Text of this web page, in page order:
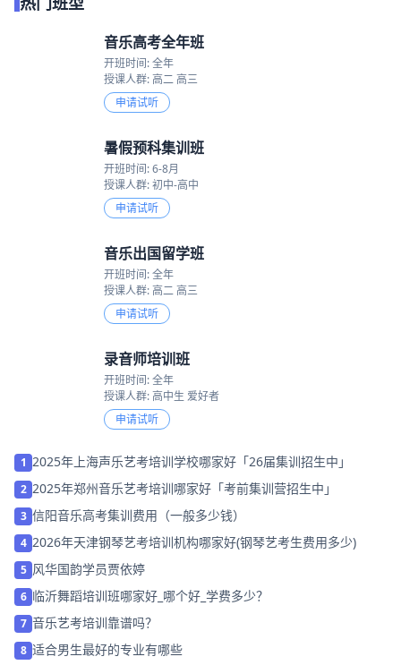
音乐高考全年班
开班时间: 全年
授课人群: 高二 高三
申请试听
暑假预科集训班
开班时间: 6-8月
授课人群: 初中-高中
申请试听
音乐出国留学班
开班时间: 全年
授课人群: 高二 高三
申请试听
录音师培训班
开班时间: 全年
授课人群: 高中生 爱好者
申请试听
1 2025年上海声乐艺考培训学校哪家好「26届集训招生中」
2 2025年郑州音乐艺考培训哪家好「考前集训营招生中」
3 信阳音乐高考集训费用（一般多少钱）
4 2026年天津钢琴艺考培训机构哪家好(钢琴艺考生费用多少)
5 风华国韵学员贾依婷
6 临沂舞蹈培训班哪家好_哪个好_学费多少？
7 音乐艺考培训靠谱吗？
8 适合男生最好的专业有哪些